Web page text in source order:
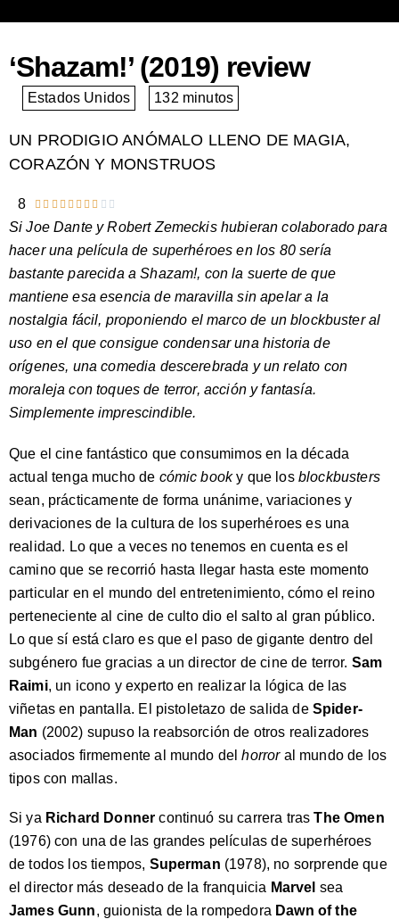
‘Shazam!’ (2019) review
Estados Unidos 132 minutos
UN PRODIGIO ANÓMALO LLENO DE MAGIA,
CORAZÓN Y MONSTRUOS
8          Valorado
con
8
de
10
Si Joe Dante y Robert Zemeckis hubieran colaborado para
hacer una película de superhéroes en los 80 sería
bastante parecida a Shazam!, con la suerte de que
mantiene esa esencia de maravilla sin apelar a la
nostalgia fácil, proponiendo el marco de un blockbuster al
uso en el que consigue condensar una historia de
orígenes, una comedia descerebrada y un relato con
moraleja con toques de terror, acción y fantasía.
Simplemente imprescindible.
Que el cine fantástico que consumimos en la década
actual tenga mucho de cómic booky que los blockbusters
sean, prácticamente de forma unánime, variaciones y
derivaciones de la cultura de los superhéroes es una
realidad. Lo que a veces no tenemos en cuenta es el
camino que se recorrió hasta llegar hasta este momento
particular en el mundo del entretenimiento, cómo el reino
perteneciente al cine de culto dio el salto al gran público.
Lo que sí está claro es que el paso de gigante dentro del
subgénero fue gracias a un director de cine de terror. Sam
Raimi, un icono y experto en realizar la lógica de las
viñetas en pantalla. El pistoletazo de salida de Spider-
Man (2002) supuso la reabsorción de otros realizadores
asociados firmemente al mundo delhorroral mundo de los
tipos con mallas.
Si ya Richard Donner continuó su carrera trasThe Omen
(1976) con una de las grandes películas de superhéroes
de todos los tiempos, Superman (1978), no sorprende que
el director más deseado de la franquicia Marvel sea
James Gunn, guionista de la rompedora Dawn of the